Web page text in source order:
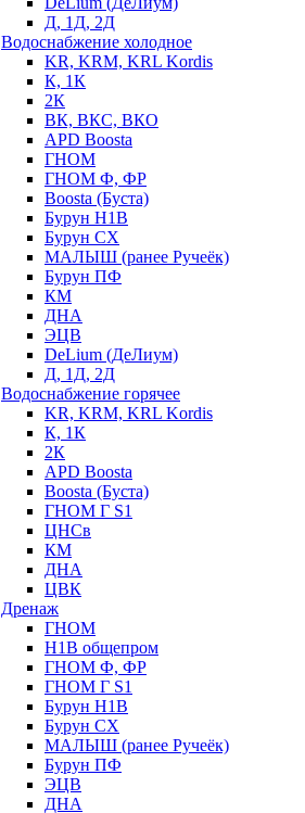
Д, 1Д, 2Д
Водоснабжение холодное
KR, KRM, KRL Kordis
К, 1К
2К
ВК, ВКС, ВКО
APD Boosta
ГНОМ
ГНОМ Ф, ФР
Boosta (Буста)
Бурун Н1В
Бурун СХ
МАЛЫШ (ранее Ручеёк)
Бурун ПФ
КМ
ДНА
ЭЦВ
DeLium (ДеЛиум)
Д, 1Д, 2Д
Водоснабжение горячее
KR, KRM, KRL Kordis
К, 1К
2К
APD Boosta
Boosta (Буста)
ГНОМ Г S1
ЦНСв
КМ
ДНА
ЦВК
Дренаж
ГНОМ
Н1В общепром
ГНОМ Ф, ФР
ГНОМ Г S1
Бурун Н1В
Бурун СХ
МАЛЫШ (ранее Ручеёк)
Бурун ПФ
ЭЦВ
ДНА